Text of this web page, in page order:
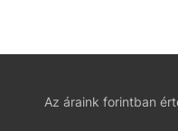
Az áraink forintban